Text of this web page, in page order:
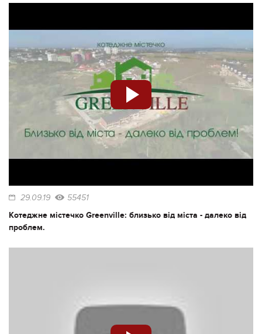
29.09.19 55451
Котеджне містечко Greenville: близько від міста - далеко від
проблем.